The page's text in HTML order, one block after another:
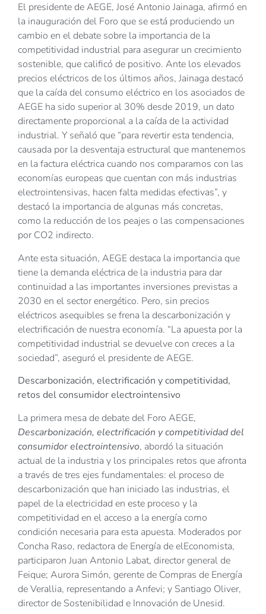
El presidente de AEGE, José Antonio Jainaga, afirmó en
la inauguración del Foro que se está produciendo un
cambio en el debate sobre la importancia de la
competitividad industrial para asegurar un crecimiento
sostenible, que calificó de positivo. Ante los elevados
precios eléctricos de los últimos años, Jainaga destacó
que la caída del consumo eléctrico en los asociados de
AEGE ha sido superior al 30% desde 2019, un dato
directamente proporcional a la caída de la actividad
industrial. Y señaló que “para revertir esta tendencia,
causada por la desventaja estructural que mantenemos
en la factura eléctrica cuando nos comparamos con las
economías europeas que cuentan con más industrias
electrointensivas, hacen falta medidas efectivas”, y
destacó la importancia de algunas más concretas,
como la reducción de los peajes o las compensaciones
por CO2 indirecto.
Ante esta situación, AEGE destaca la importancia que
tiene la demanda eléctrica de la industria para dar
continuidad a las importantes inversiones previstas a
2030 en el sector energético. Pero, sin precios
eléctricos asequibles se frena la descarbonización y
electrificación de nuestra economía. “La apuesta por la
competitividad industrial se devuelve con creces a la
sociedad”, aseguró el presidente de AEGE.
Descarbonización, electrificación y competitividad,
retos del consumidor electrointensivo
La primera mesa de debate del Foro AEGE,
Descarbonización, electrificación y competitividad del
consumidor electrointensivo, abordó la situación
actual de la industria y los principales retos que afronta
a través de tres ejes fundamentales: el proceso de
descarbonización que han iniciado las industrias, el
papel de la electricidad en este proceso y la
competitividad en el acceso a la energía como
condición necesaria para esta apuesta. Moderados por
Concha Raso, redactora de Energía de elEconomista,
participaron Juan Antonio Labat, director general de
Feique; Aurora Simón, gerente de Compras de Energía
de Verallia, representando a Anfevi; y Santiago Oliver,
director de Sostenibilidad e Innovación de Unesid.